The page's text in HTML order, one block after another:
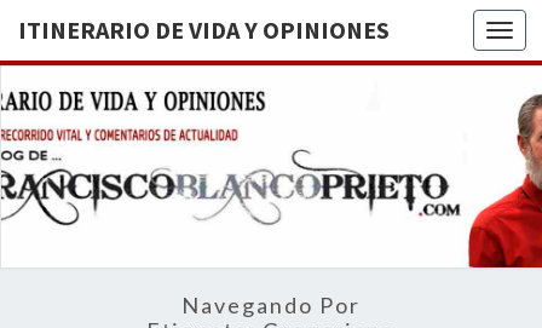
ITINERARIO DE VIDA Y OPINIONES
DE
BREVE
RECORRIDO
VITAL Y
ACTUALIDAD
Navegando Por